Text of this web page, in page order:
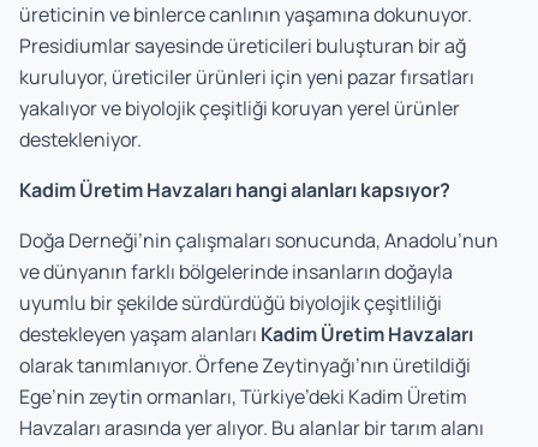
üreticinin ve binlerce canlının yaşamına dokunuyor.
Presidiumlar sayesinde üreticileri buluşturan bir ağ
kuruluyor, üreticiler ürünleri için yeni pazar fırsatları
yakalıyor ve biyolojik çeşitliği koruyan yerel ürünler
destekleniyor.
Kadim Üretim Havzaları hangi alanları kapsıyor?
Doğa Derneği’nin çalışmaları sonucunda, Anadolu’nun
ve dünyanın farklı bölgelerinde insanların doğayla
uyumlu bir şekilde sürdürdüğü biyolojik çeşitliliği
destekleyen yaşam alanları Kadim Üretim Havzaları
olarak tanımlanıyor. Örfene Zeytinyağı’nın üretildiği
Ege’nin zeytin ormanları, Türkiye’deki Kadim Üretim
Havzaları arasında yer alıyor. Bu alanlar bir tarım alanı